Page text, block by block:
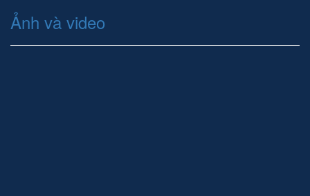
Ảnh và video